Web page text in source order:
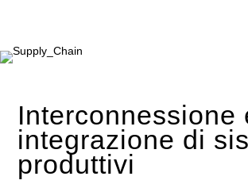
Interconnessione
integrazione di
produttivi